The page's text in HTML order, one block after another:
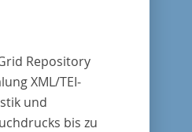
Repository
XML/TEI-
bis zu